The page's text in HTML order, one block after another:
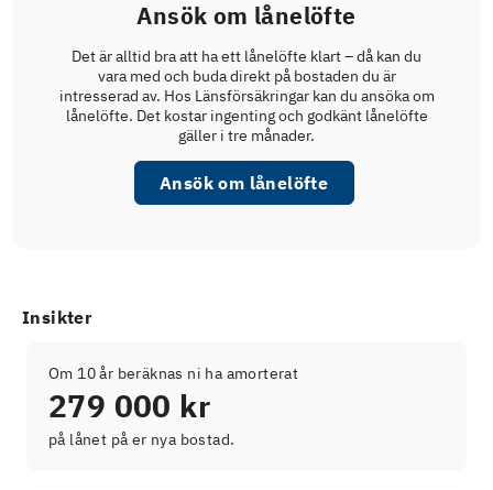
Ansök om lånelöfte
Det är alltid bra att ha ett lånelöfte klart – då kan du
vara med och buda direkt på bostaden du är
intresserad av. Hos Länsförsäkringar kan du ansöka om
lånelöfte. Det kostar ingenting och godkänt lånelöfte
gäller i tre månader.
Ansök om lånelöfte
Insikter
Om 10 år beräknas ni ha amorterat
279 000 kr
på lånet på er nya bostad.